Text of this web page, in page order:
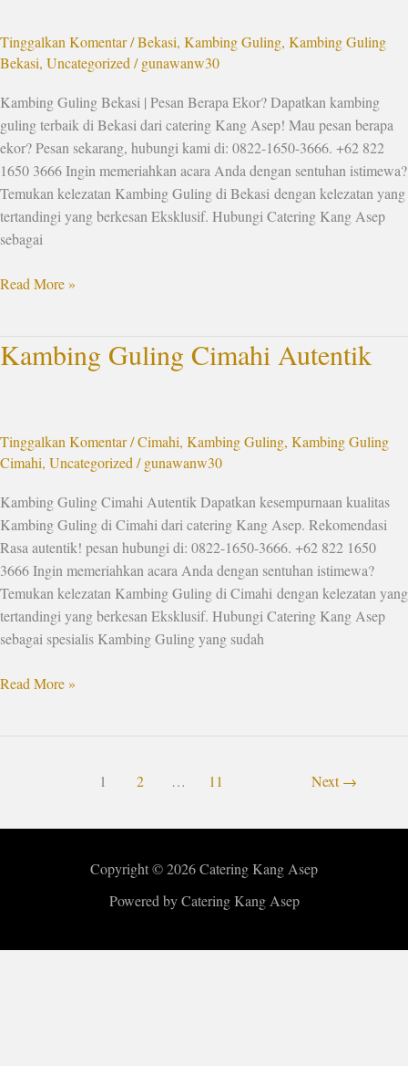
Tinggalkan Komentar/Bekasi, Kambing Guling, Kambing Guling
Bekasi, Uncategorized /gunawanw30
Kambing Guling Bekasi | Pesan Berapa Ekor? Dapatkan kambing
guling terbaik di Bekasi dari catering Kang Asep! Mau pesan berapa
ekor? Pesan sekarang, hubungi kami di: 0822-1650-3666. +62 822
1650 3666 Ingin memeriahkan acara Anda dengan sentuhan istimewa?
Temukan kelezatan Kambing Guling di Bekasi dengan kelezatan yang
tertandingi yang berkesan Eksklusif. Hubungi Catering Kang Asep
sebagai
Ekor?
Read More »
Kambing Guling Cimahi Autentik
Tinggalkan Komentar/Cimahi, Kambing Guling, Kambing Guling
Cimahi, Uncategorized /gunawanw30
Kambing Guling Cimahi Autentik Dapatkan kesempurnaan kualitas
Kambing Guling di Cimahi dari catering Kang Asep. Rekomendasi
Rasa autentik! pesan hubungi di: 0822-1650-3666. +62 822 1650
3666 Ingin memeriahkan acara Anda dengan sentuhan istimewa?
Temukan kelezatan Kambing Guling di Cimahi dengan kelezatan yang
tertandingi yang berkesan Eksklusif. Hubungi Catering Kang Asep
sebagai spesialis Kambing Guling yang sudah
Kambing
Guling
Read More »
1 2 … 11 Next→
Copyright © 2026 Catering Kang Asep
Powered by Catering Kang Asep